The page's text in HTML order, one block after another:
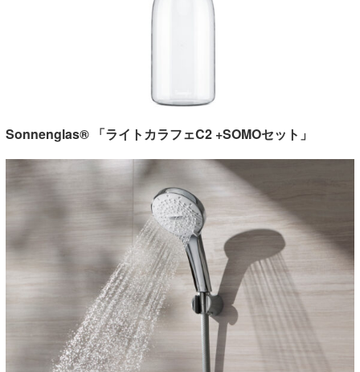
Sonnenglas® 「ライトカラフェC2 +SOMOセット」